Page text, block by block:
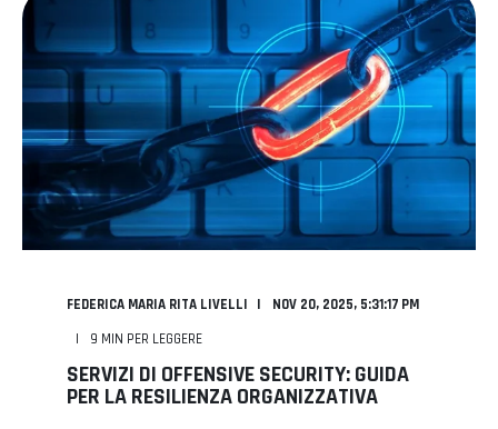
FEDERICA MARIA RITA LIVELLI
NOV 20, 2025, 5:31:17 PM
9 MIN PER LEGGERE
SERVIZI DI OFFENSIVE SECURITY: GUIDA
PER LA RESILIENZA ORGANIZZATIVA